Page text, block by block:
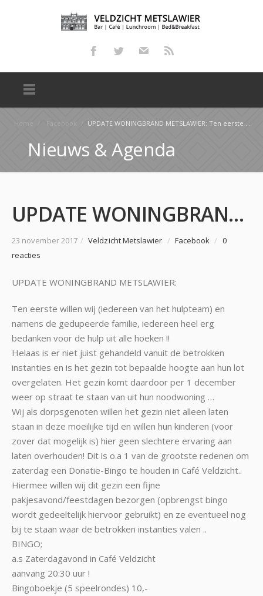
Home Facebook UPDATE WONINGBRAND METSLAWIER: Ten eerste willen wij (iedereen van het hulpteam) en namens de gedup…
Nieuws & Agenda
UPDATE WONINGBRAND METSLAWIER: Ten eerste willen wij (iedereen van het hulpteam) en namens de gedup…
23 november 2017 / Veldzicht Metslawier / Facebook / 0
reacties
UPDATE WONINGBRAND METSLAWIER:
Ten eerste willen wij (iedereen van het hulpteam) en
namens de gedupeerde familie, iedereen heel erg
bedanken voor de hulp uit alle hoeken !!
Helaas is er niet juist gehandeld vanuit de betrokken
instanties en is het gezin tot bepaalde hoogte aan hun lot
overgelaten. Het gezin komt daardoor per 1 december
weer op straat te staan van uit hun noodwoning …
Wij als dorpsgenoten willen het gezin niet alleen laten
staan in deze moeilijke tijd en willen hun kinderen (voor
zover dat mogelijk is) hier geen slechtere ervaring aan
laten overhouden! Dit is o.a 1 van de grootste redenen om
zaterdag een Donatie-Bingo te houden in Café Veldzicht..
Hiermee willen wij dit gezin een fijne
pakjesavond/feestdagen bezorgen (opbrengst bingo
wordt gedeeltelijk hiervoor gebruikt) en ze eventueel nog
bij te staan waar de betrokken instanties valen ..
BINGO;
a.s Zaterdagavond in Café Veldzicht
aanvang 20:30 uur !
Bingoboekje (5 speelrondes) 10,-